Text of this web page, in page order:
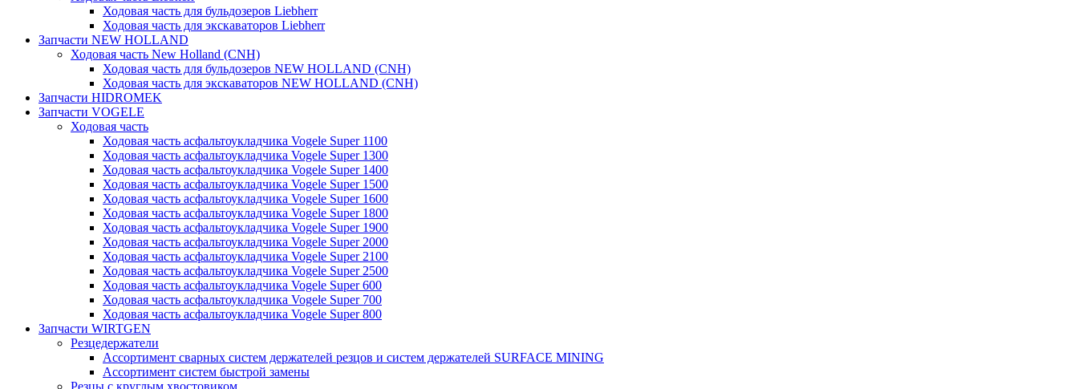
Ходовая часть для бульдозеров Liebherr
Ходовая часть для экскаваторов Liebherr
Запчасти NEW HOLLAND
Ходовая часть New Holland (CNH)
Ходовая часть для бульдозеров NEW HOLLAND (CNH)
Ходовая часть для экскаваторов NEW HOLLAND (CNH)
Запчасти HIDROMEK
Запчасти VOGELE
Ходовая часть
Ходовая часть асфальтоукладчика Vogele Super 1100
Ходовая часть асфальтоукладчика Vogele Super 1300
Ходовая часть асфальтоукладчика Vogele Super 1400
Ходовая часть асфальтоукладчика Vogele Super 1500
Ходовая часть асфальтоукладчика Vogele Super 1600
Ходовая часть асфальтоукладчика Vogele Super 1800
Ходовая часть асфальтоукладчика Vogele Super 1900
Ходовая часть асфальтоукладчика Vogele Super 2000
Ходовая часть асфальтоукладчика Vogele Super 2100
Ходовая часть асфальтоукладчика Vogele Super 2500
Ходовая часть асфальтоукладчика Vogele Super 600
Ходовая часть асфальтоукладчика Vogele Super 700
Ходовая часть асфальтоукладчика Vogele Super 800
Запчасти WIRTGEN
Резцедержатели
Ассортимент сварных систем держателей резцов и систем держателей SURFACE MINING
Ассортимент систем быстрой замены
Резцы с круглым хвостовиком